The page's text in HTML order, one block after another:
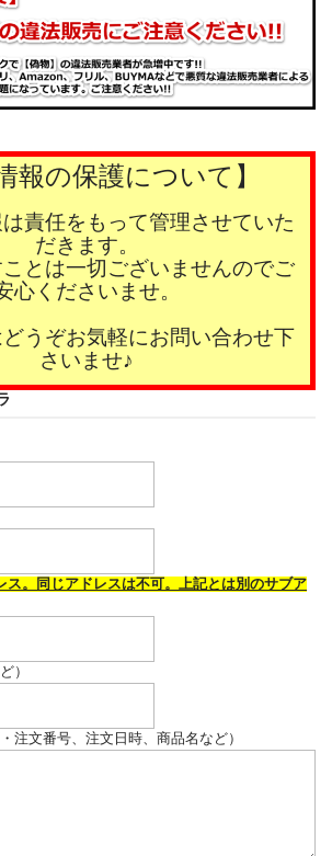
報の保護について】
責任をもって管理させていた
だきます。
とは一切ございませんのでご
心くださいませ。
うぞお気軽にお問い合わせ下
さいませ♪
。同じアドレスは不可。上記とは別のサブア
）
注文番号、注文日時、商品名など）